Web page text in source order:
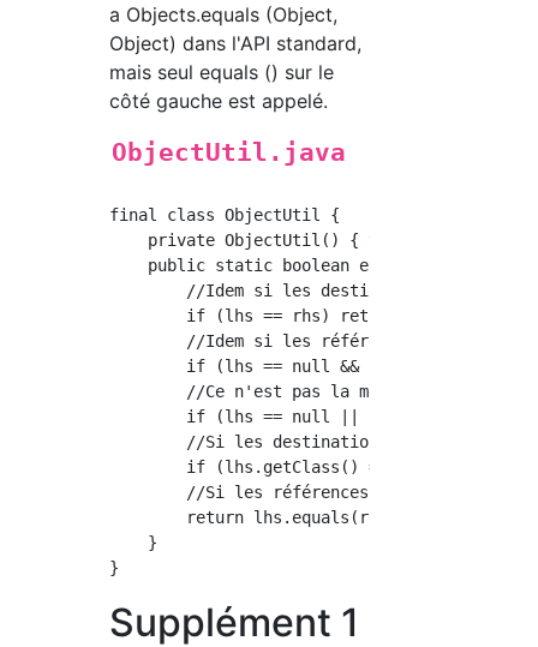
a Objects.equals (Object,
Object) dans l'API standard,
mais seul equals () sur le
côté gauche est appelé.
ObjectUtil.java
final class ObjectUtil {
private ObjectUtil() { throw new
public static boolean equals(final
//Idem si les destinations de
        if (lhs == rhs) return true;
//Idem si les références gauche et
if (lhs == null && rhs == null)
//Ce n'est pas la même chose si la
if (lhs == null || rhs == null)
//Si les destinations de référence
if (lhs.getClass() ==
//Si les références sur les côtés
return lhs.equals(rhs) &&
    }
Supplément 1